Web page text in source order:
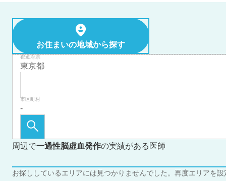
お住まいの地域から探す
都道府県
市区町村
周辺で一過性脳虚血発作の実績がある医師
お探ししているエリアには見つかりませんでした。再度エリアを